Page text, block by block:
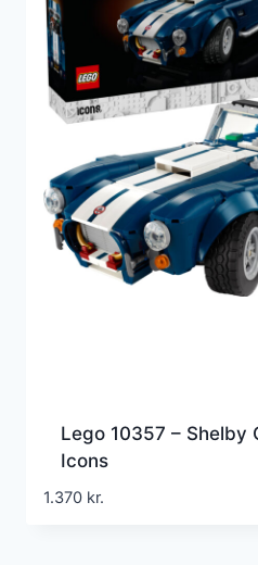
Lego 10357 – Shelby
Icons
1.370 kr.